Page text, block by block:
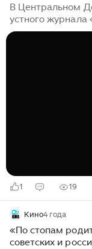
В Центральном
устного журнала
концерт-
1 19
Кино4 года
«По стопам
советских и